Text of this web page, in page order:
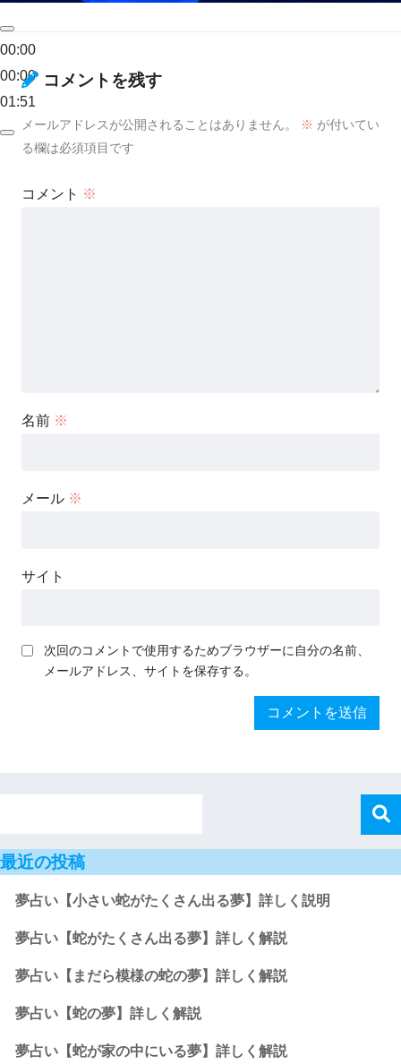
00:00
00:00
01:51
コメントを残す
メールアドレスが公開されることはありません。 ※ が付いてい
る欄は必須項目です
コメント ※
名前 ※
メール ※
サイト
次回のコメントで使用するためブラウザーに自分の名前、
メールアドレス、サイトを保存する。
最近の投稿
夢占い【小さい蛇がたくさん出る夢】詳しく説明
夢占い【蛇がたくさん出る夢】詳しく解説
夢占い【まだら模様の蛇の夢】詳しく解説
夢占い【蛇の夢】詳しく解説
夢占い【蛇が家の中にいる夢】詳しく解説